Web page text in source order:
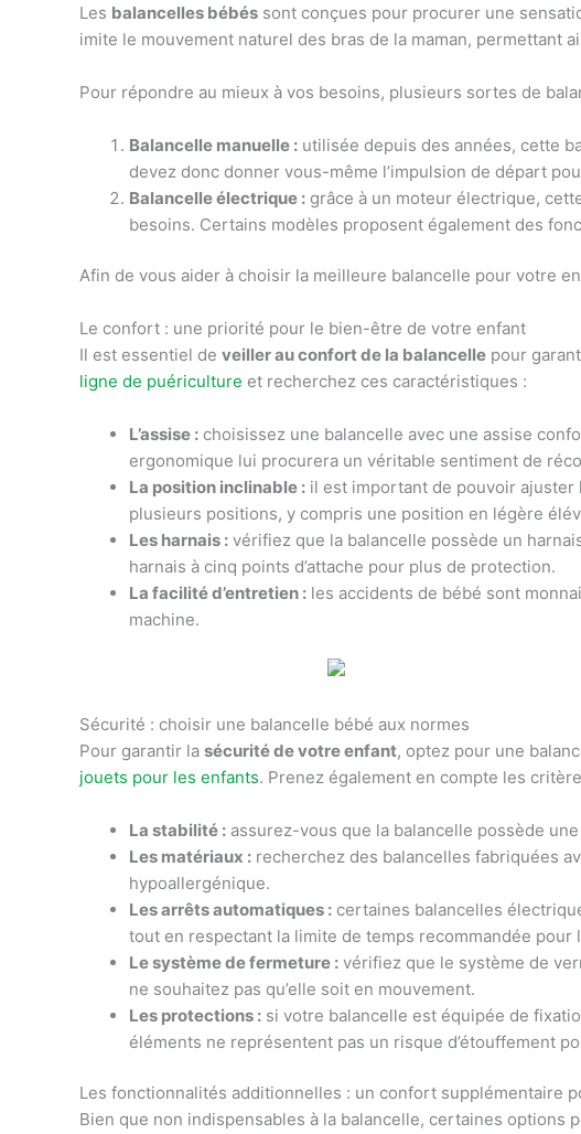
Les balancelles bébés sont conçues pour procurer une
imite le mouvement naturel des bras de la maman, permettant
Pour répondre au mieux à vos besoins, plusieurs sortes de
Balancelle manuelle : utilisée depuis des années, cette
devez donc donner vous-même l’impulsion de départ
Balancelle électrique : grâce à un moteur électrique,
besoins. Certains modèles proposent également des
Afin de vous aider à choisir la meilleure balancelle pour votre
Le confort : une priorité pour le bien-être de votre enfant
Il est essentiel de veiller au confort de la balancelle pour
ligne de puériculture et recherchez ces caractéristiques :
L’assise : choisissez une balancelle avec une assise
ergonomique lui procurera un véritable sentiment de
La position inclinable : il est important de pouvoir ajuster
plusieurs positions, y compris une position en légère
Les harnais : vérifiez que la balancelle possède un
harnais à cinq points d’attache pour plus de protection.
La facilité d’entretien : les accidents de bébé sont
machine.
Sécurité : choisir une balancelle bébé aux normes
Pour garantir la sécurité de votre enfant, optez pour une
jouets pour les enfants. Prenez également en compte les
La stabilité : assurez-vous que la balancelle possède
Les matériaux : recherchez des balancelles fabriquées
hypoallergénique.
Les arrêts automatiques : certaines balancelles
tout en respectant la limite de temps recommandée pour
Le système de fermeture : vérifiez que le système de
ne souhaitez pas qu’elle soit en mouvement.
Les protections : si votre balancelle est équipée de
éléments ne représentent pas un risque d’étouffement
Les fonctionnalités additionnelles : un confort supplémentaire
Bien que non indispensables à la balancelle, certaines